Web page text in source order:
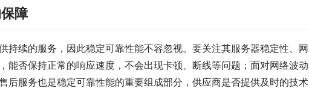
障
持续的服务，因此稳定可靠性能不容忽视。要关注其服务器稳定性、网
能否保持正常的响应速度，不会出现卡顿、断线等问题；面对网络波动
后服务也是稳定可靠性能的重要组成部分，供应商是否提供及时的技术